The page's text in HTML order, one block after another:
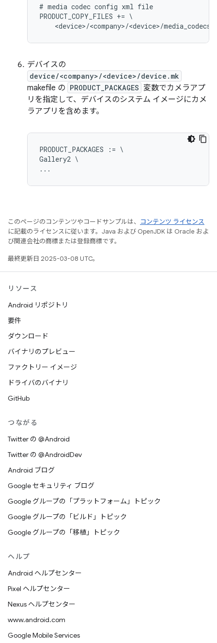
# media codec config xml file
PRODUCT_COPY_FILES += \
デバイスの
device/<company>/<device>/device.mk
makefile の PRODUCT_PACKAGES 変数でカメラアプ
リを指定して、デバイスのシステム イメージにカメ
ラアプリを含めます。
PRODUCT_PACKAGES := \
Gallery2 \
このページのコンテンツやコードサンプルは、
コンテンツ ライセンス
に記載のライセンスに従います。Java および OpenJDK は Oracle およ
び関連会社の商標または登録商標です。
最終更新日 2025-03-08 UTC。
リソース
Android リポジトリ
要件
ダウンロード
バイナリのプレビュー
ファクトリー イメージ
ドライバのバイナリ
GitHub
つながる
Twitter の @Android
Twitter の @AndroidDev
Android ブログ
Google セキュリティ ブログ
Google グループの「プラットフォーム」トピック
Google グループの「ビルド」トピック
Google グループの「移植」トピック
ヘルプ
Android ヘルプセンター
Pixel ヘルプセンター
Nexus ヘルプセンター
www.android.com
Google Mobile Services